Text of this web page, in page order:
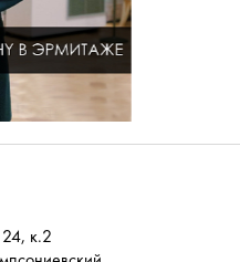
к.2